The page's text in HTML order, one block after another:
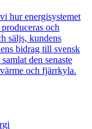
hur energisystemet
och
säljs, kundens
bidrag till svensk
den senaste
och fjärrkyla.